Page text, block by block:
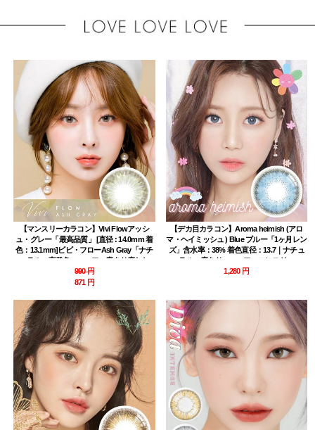
【マンスリーカラコン】Vivi Flowアッシ
ュ・グレー「最高品質」 [直径 : 14.0mm 着
色：13.1mm]ビビ・フローAsh Gray「ナチ
ュラル・高発色・ハーフ」度あり度なし
~-8.00まで
990 円
871 円
【デカ目カラコン】Aroma heimish (アロ
マ・ヘイミッシュ ) Blue ブルー「1ヶ月レン
ズ」含水率：38% 着色直径：13.7｜ナチュ
ラル・度あり・ハーフ・マンスリー
1,280 円